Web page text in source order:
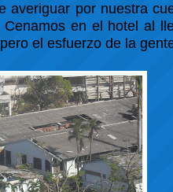
averiguar por nuestra
en el hotel al
el esfuerzo de la